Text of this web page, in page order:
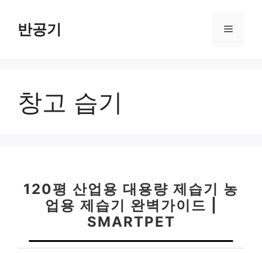
반공기 메
창고 습기
120평 산업용 대용량 제습기 농
업용 제습기 완벽가이드 |
SMARTPET